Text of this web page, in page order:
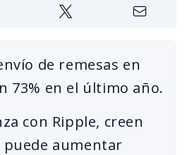
de remesas en
73% en el último año.
con Ripple, creen
aumentar